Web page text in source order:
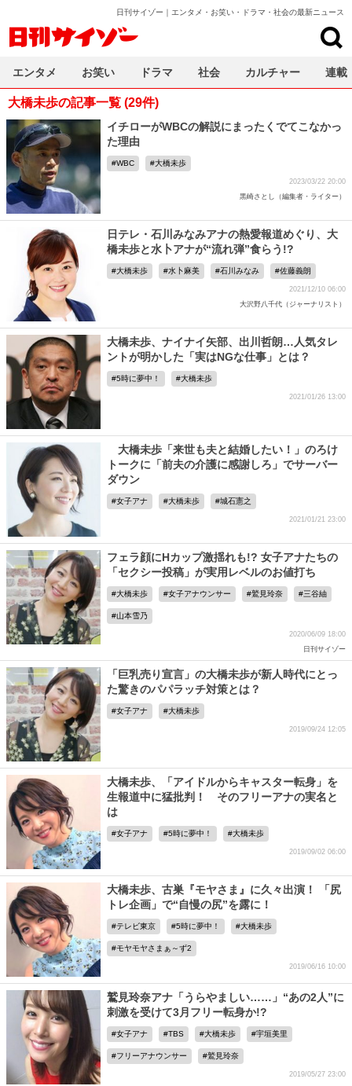
日刊サイゾー｜エンタメ・お笑い・ドラマ・社会の最新ニュース
大橋未歩の記事一覧 (29件)
イチローがWBCの解説にまったくでてこなかっ
た理由
WBC 大橋未歩
2023/03/22 20:00
黒崎さとし（編集者・ライター）
日テレ・石川みなみアナの熱愛報道めぐり、大
橋未歩と水卜アナが“流れ弾”食らう!?
大橋未歩 水卜麻美 石川みなみ 佐藤義朗
2021/12/10 06:00
大沢野八千代（ジャーナリスト）
大橋未歩、ナイナイ矢部、出川哲朗…人気タレ
ントが明かした「実はNGな仕事」とは？
5時に夢中！ 大橋未歩
2021/01/26 13:00
大橋未歩「来世も夫と結婚したい！」のろけ
トークに「前夫の介護に感謝しろ」でサーバー
ダウン
女子アナ 大橋未歩 城石憲之
2021/01/21 23:00
フェラ顔にHカップ激揺れも!? 女子アナたちの
「セクシー投稿」が実用レベルのお値打ち
大橋未歩 女子アナウンサー 鷲見玲奈 三谷紬
山本雪乃
2020/06/09 18:00
日刊サイゾー
「巨乳売り宣言」の大橋未歩が新人時代にとっ
た驚きのパパラッチ対策とは？
女子アナ 大橋未歩
2019/09/24 12:05
大橋未歩、「アイドルからキャスター転身」を
生報道中に猛批判！ そのフリーアナの実名と
は
女子アナ 5時に夢中！ 大橋未歩
2019/09/02 06:00
大橋未歩、古巣『モヤさま』に久々出演！ 「尻
トレ企画」で“自慢の尻”を露に！
テレビ東京 5時に夢中！ 大橋未歩
モヤモヤさまぁ～ず2
2019/06/16 10:00
鷲見玲奈アナ「うらやましい……」“あの2人”に
刺激を受けて3月フリー転身か!?
女子アナ TBS 大橋未歩 宇垣美里
フリーアナウンサー 鷲見玲奈
2019/05/27 23:00
エンタメ お笑い ドラマ 社会 カルチャー 連載